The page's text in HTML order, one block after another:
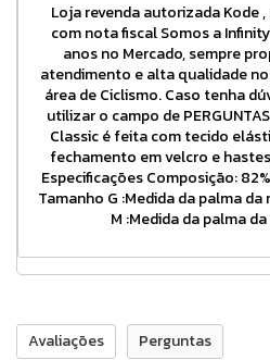
Loja revenda autorizada Kode
com nota fiscal Somos a
anos no Mercado, sempre
atendimento e alta qualidade
área de Ciclismo. Caso tenha
utilizar o campo de
Classic é feita com tecido
fechamento em velcro e
Especificações Composição:
Tamanho G :Medida da palma da
M :Medida da palma
Avaliações Perguntas